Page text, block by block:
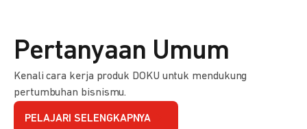
Pertanyaan Umum
Kenali cara kerja produk DOKU untuk mendukung
pertumbuhan bisnismu.
PELAJARI SELENGKAPNYA